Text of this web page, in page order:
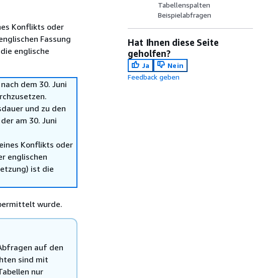
Konflikts oder
Fassung
englische
dem 30. Juni
und zu den
der am 30. Juni
Konflikts oder
englischen
ist die
wurde.
auf den
sind mit
nur
Tabellenspalten
Beispielabfragen
Hat Ihnen diese Seite
geholfen?
Ja
Nein
Feedback geben